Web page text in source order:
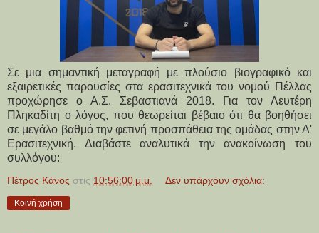
Σε μια σημαντική μεταγραφή με πλούσιο βιογραφικό και
εξαιρετικές παρουσίες στα ερασιτεχνικά του νομού Πέλλας
προχώρησε ο Α.Σ. Σεβαστιανά 2018. Για τον Λευτέρη
Πληκαδίτη ο λόγος, που θεωρείται βέβαιο ότι θα βοηθήσει
σε μεγάλο βαθμό την φετινή προσπάθεια της ομάδας στην Α'
Ερασιτεχνική. Διαβάστε αναλυτικά την ανακοίνωση του
συλλόγου:
Πέτρος Κάνος στις 10:56:00 μ.μ. Δεν υπάρχουν σχόλια:
Κοινή χρήση